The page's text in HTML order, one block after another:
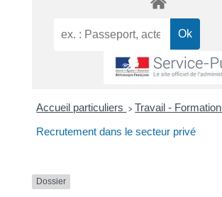
Accueil particuliers > Travail - Formation
Recrutement dans le secteur privé
Dossier